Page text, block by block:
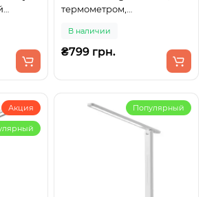
термометром,
регулировкой цвета света
В наличии
₴799 грн.
Акция Популярный